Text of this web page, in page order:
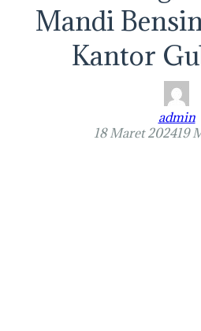
Mandi
Kantor
admin
18 Maret 202419